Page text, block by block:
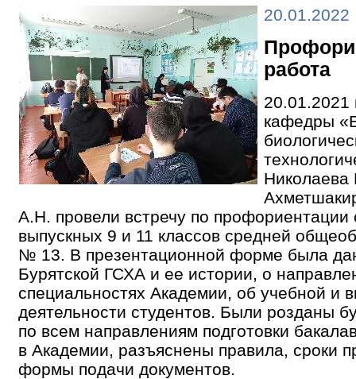
20.01.2022
работа
20.01.2021
кафедры
А.Н. провели встречу по
выпускных 9 и 11 классов средней
№ 13. В презентационной форме была
Бурятской ГСХА и ее истории, о
специальностях Академии, об учебной и
деятельности студентов. Были розданы
по всем направлениям подготовки
в Академии, разъяснены правила, сроки
формы подачи документов.